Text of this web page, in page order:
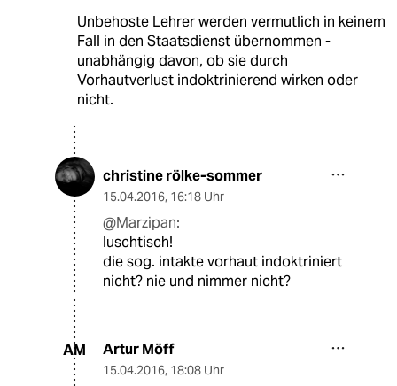
Unbehoste Lehrer werden vermutlich in keinem
Fall in den Staatsdienst übernommen -
unabhängig davon, ob sie durch
Vorhautverlust indoktrinierend wirken oder
nicht.
christine rölke-sommer
15.04.2016, 16:18 Uhr
@Marzipan:
luschtisch!
die sog. intakte vorhaut indoktriniert
nicht? nie und nimmer nicht?
AM Artur Möff
15.04.2016, 18:08 Uhr